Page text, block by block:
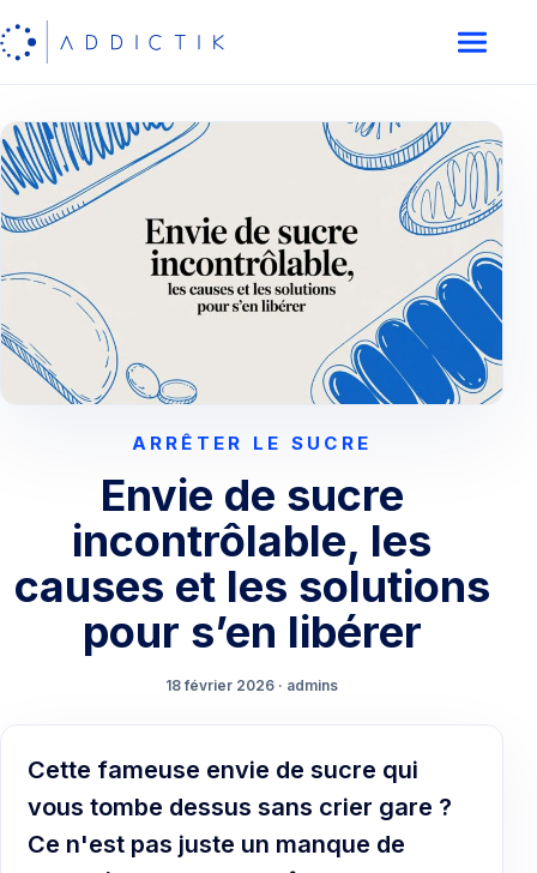
ARRÊTER LE SUCRE
Envie de sucre
incontrôlable, les
causes et les solutions
pour s’en libérer
18 février 2026 · admins
Cette fameuse envie de sucre qui
vous tombe dessus sans crier gare ?
Ce n'est pas juste un manque de